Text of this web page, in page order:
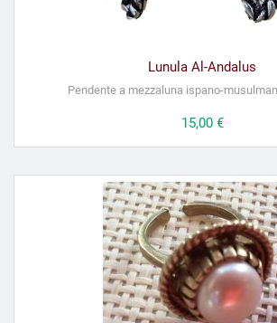
Lunula Al-Andalus
Pendente a mezzaluna ispano-
Prezzo
15,00 €